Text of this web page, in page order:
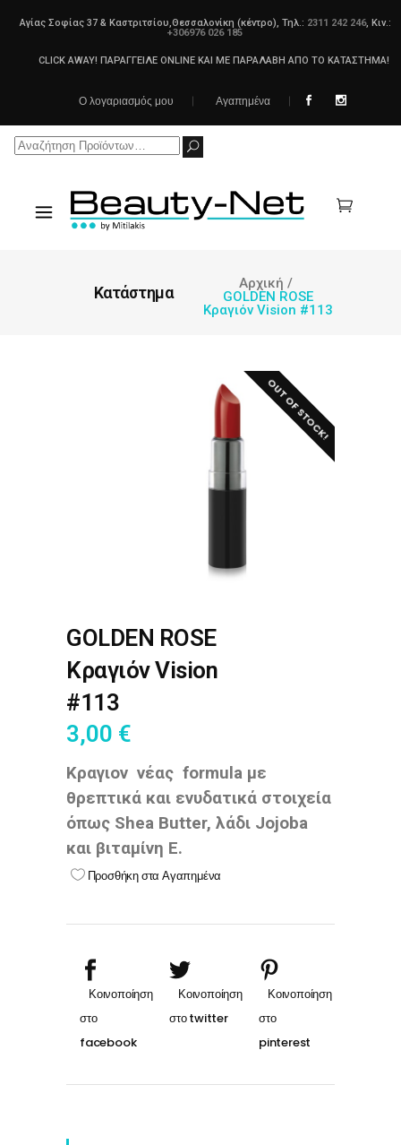
Αγίας Σοφίας 37 & Καστριτσίου,Θεσσαλονίκη (κέντρο), Τηλ.: 2311 242 246, Κιν.:
+306976 026 185
CLICK AWAY! ΠΑΡΑΓΓΕΙΛΕ ONLINE ΚΑΙ ΜΕ ΠΑΡΑΛΑΒΗ ΑΠΟ ΤΟ ΚΑΤΑΣΤΗΜΑ!
Ο λογαριασμός μου Αγαπημένα
Search
Κατάστημα Αρχική /
GOLDEN ROSE
Κραγιόν Vision #113
OUT OF STOCK!
GOLDEN ROSE
Κραγιόν Vision
#113
3,00 €
Κραγιον νέας formula με
θρεπτικά και ενυδατικά στοιχεία
όπως Shea Butter, λάδι Jojoba
και βιταμίνη E.
Προσθήκη στα Αγαπημένα